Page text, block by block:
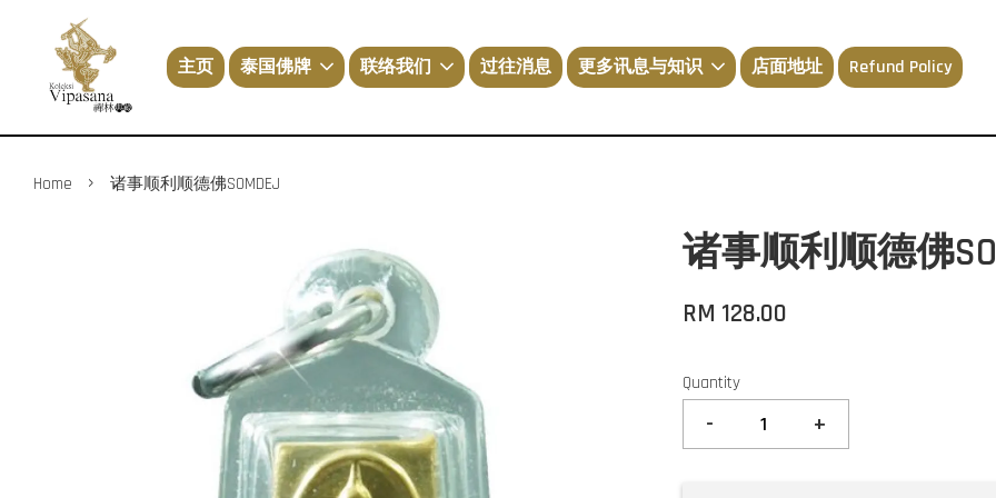
主页 泰国佛牌 联络我们 过往消息 更多讯息与知识 店面地址 Refund Policy
Home › 诸事顺利顺德佛SOMDEJ
诸事顺利顺德佛
RM 128.00
Quantity
- +